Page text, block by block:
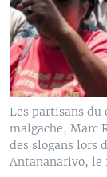
Les partisans
malgache, Marc
des slogans lors
Antananarivo, le